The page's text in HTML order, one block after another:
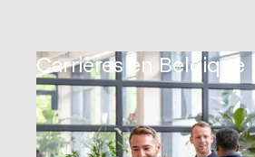
Carrières en Belgique